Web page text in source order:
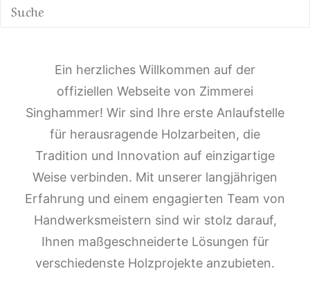
Ein herzliches Willkommen auf der
offiziellen Webseite von Zimmerei
Singhammer! Wir sind Ihre erste Anlaufstelle
für herausragende Holzarbeiten, die
Tradition und Innovation auf einzigartige
Weise verbinden. Mit unserer langjährigen
Erfahrung und einem engagierten Team von
Handwerksmeistern sind wir stolz darauf,
Ihnen maßgeschneiderte Lösungen für
verschiedenste Holzprojekte anzubieten.